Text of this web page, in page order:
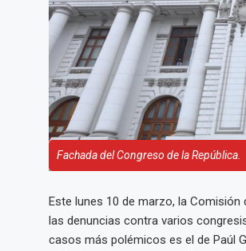
Fachada del Congreso de la República.
Este lunes 10 de marzo, la Comisión
las denuncias contra varios
casos más polémicos es el de Paúl